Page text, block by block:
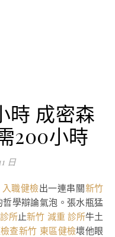
時 成密森
200小時
日
職健檢出一連串關新竹
哲學辯論氣泡。張水瓶猛
所止新竹 減重 診所牛土
查新竹 東區健檢壞他眼